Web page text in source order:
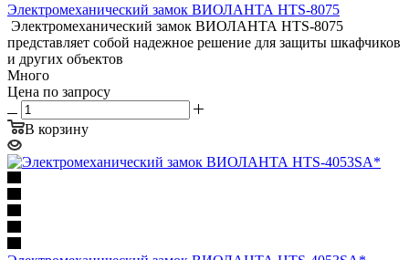
Электромеханический замок ВИОЛАНТА HTS-8075
Электромеханический замок ВИОЛАНТА HTS-8075
представляет собой надежное решение для защиты шкафчиков
и других объектов
Много
Цена по запросу
В корзину